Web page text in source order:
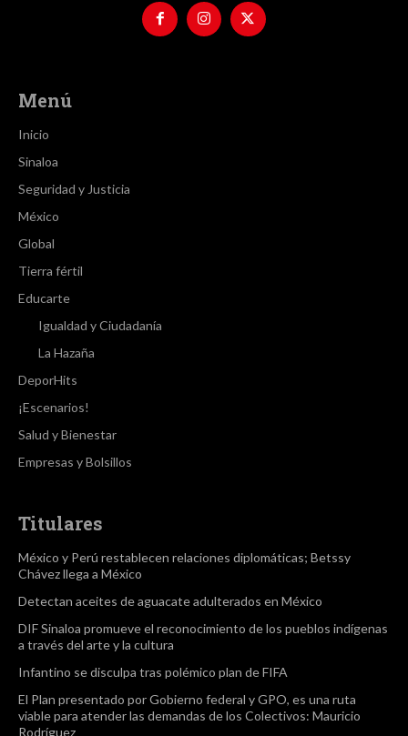
Menú
Inicio
Sinaloa
Seguridad y Justicia
México
Global
Tierra fértil
Educarte
Igualdad y Ciudadanía
La Hazaña
DeporHits
¡Escenarios!
Salud y Bienestar
Empresas y Bolsillos
Titulares
México y Perú restablecen relaciones diplomáticas; Betssy
Chávez llega a México
Detectan aceites de aguacate adulterados en México
DIF Sinaloa promueve el reconocimiento de los pueblos indígenas
a través del arte y la cultura
Infantino se disculpa tras polémico plan de FIFA
El Plan presentado por Gobierno federal y GPO, es una ruta
viable para atender las demandas de los Colectivos: Mauricio
Rodríguez